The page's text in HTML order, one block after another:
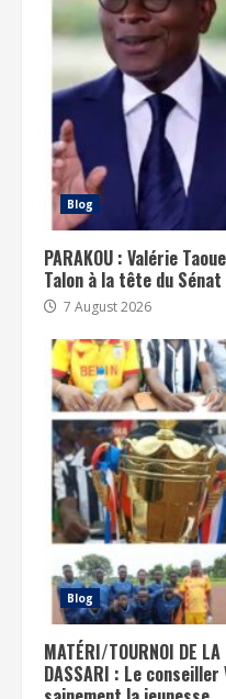
Blog
PARAKOU : Valérie
Talon à la tête du
7 August 2026
Blog
MATÉRI/TOURNOI DE
DASSARI : Le